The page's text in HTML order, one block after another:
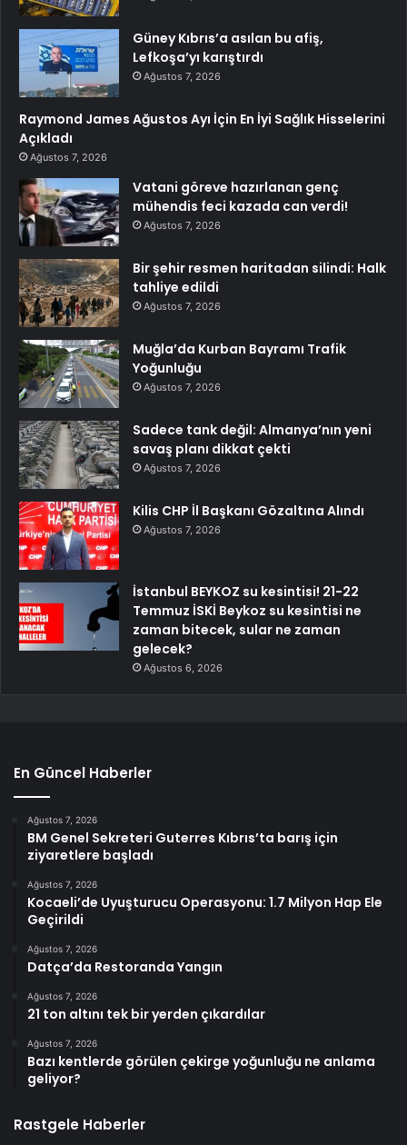
Güney Kıbrıs’a asılan bu afiş,
Lefkoşa’yı karıştırdı
Ağustos 7, 2026
Raymond James Ağustos Ayı İçin En İyi Sağlık Hisselerini
Açıkladı
Ağustos 7, 2026
Vatani göreve hazırlanan genç
mühendis feci kazada can verdi!
Ağustos 7, 2026
Bir şehir resmen haritadan silindi: Halk
tahliye edildi
Ağustos 7, 2026
Muğla’da Kurban Bayramı Trafik
Yoğunluğu
Ağustos 7, 2026
Sadece tank değil: Almanya’nın yeni
savaş planı dikkat çekti
Ağustos 7, 2026
Kilis CHP İl Başkanı Gözaltına Alındı
Ağustos 7, 2026
İstanbul BEYKOZ su kesintisi! 21-22
Temmuz İSKİ Beykoz su kesintisi ne
zaman bitecek, sular ne zaman
gelecek?
Ağustos 6, 2026
En Güncel Haberler
Ağustos 7, 2026
BM Genel Sekreteri Guterres Kıbrıs’ta barış için
ziyaretlere başladı
Ağustos 7, 2026
Kocaeli’de Uyuşturucu Operasyonu: 1.7 Milyon Hap Ele
Geçirildi
Ağustos 7, 2026
Datça’da Restoranda Yangın
Ağustos 7, 2026
21 ton altını tek bir yerden çıkardılar
Ağustos 7, 2026
Bazı kentlerde görülen çekirge yoğunluğu ne anlama
geliyor?
Rastgele Haberler